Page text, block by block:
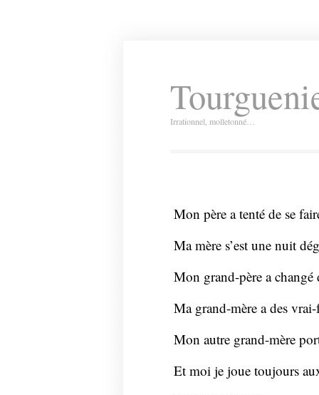
Irrationnel, molletonné…
Mon père a tenté de se
Ma mère s’est une nuit
Mon grand-père a
Ma grand-mère a des
Mon autre grand-mère
Et moi je joue toujours